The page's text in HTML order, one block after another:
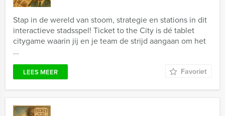
Stap in de wereld van stoom, strategie en stations in dit
interactieve stadsspel! Ticket to the City is dé tablet
citygame waarin jij en je team de strijd aangaan om het
...
LEES MEER Favoriet